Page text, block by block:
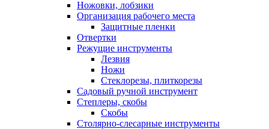
Ножовки, лобзики
Организация рабочего места
Защитные пленки
Отвертки
Режущие инструменты
Лезвия
Ножи
Стеклорезы, плиткорезы
Садовый ручной инструмент
Степлеры, скобы
Скобы
Столярно-слесарные инструменты